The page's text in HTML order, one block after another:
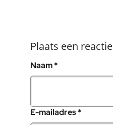
Plaats een reactie
Naam*
E-mailadres*